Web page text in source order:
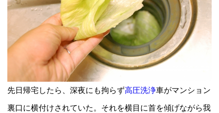
先日帰宅したら、深夜にも拘らず高圧洗浄車がマンション
裏口に横付けされていた。それを横目に首を傾げながら我